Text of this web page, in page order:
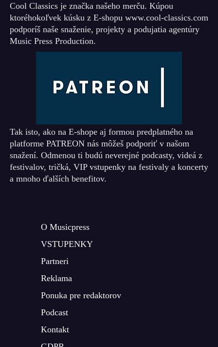
Cool Classics je značka našeho merču. Kúpou
ktoréhokoľvek kúsku z E-shopu www.cool-classics.com
podporíš naše snaženie, projekty a podujatia agentúry
Music Press Production.
Tak isto, ako na E-shope aj formou predplatného na
platforme PATREON nás môžeš podporiť v našom
snažení. Odmenou ti budú neverejné podcasty, videá z
festivalov, tričká, VIP vstupenky na festivaly a koncerty
a mnoho ďalších benefitov.
O Musicpress
VSTUPENKY
Partneri
Reklama
Ponuka pre redaktorov
Podcast
Kontakt